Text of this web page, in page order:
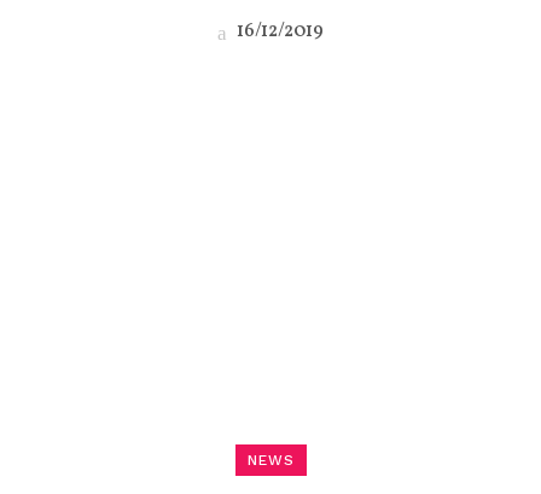
16/12/2019
NEWS